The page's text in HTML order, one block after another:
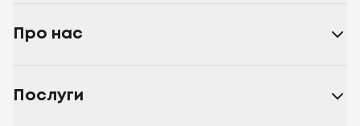
Про нас
Послуги